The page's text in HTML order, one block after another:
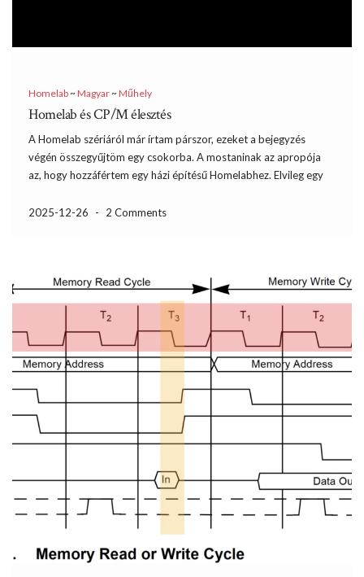
Homelab~Magyar~Műhely
Homelab és CP/M élesztés
A Homelab szériáról már írtam párszor, ezeket a bejegyzés
végén összegyűjtöm egy csokorba. A mostaninak az apropója
az, hogy hozzáfértem egy házi építésű Homelabhez. Elvileg egy
verziói ennek a kiegészítőkkel tuningolásával születtek. 64kB
2025-12-26 - 2 Comments